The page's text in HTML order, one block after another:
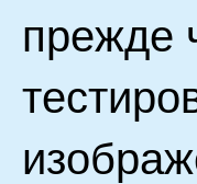
прежде